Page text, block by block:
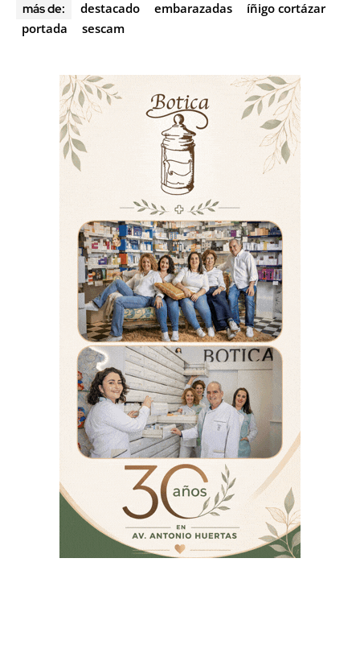
más de: destacado embarazadas
íñigo cortázar
portada
sescam